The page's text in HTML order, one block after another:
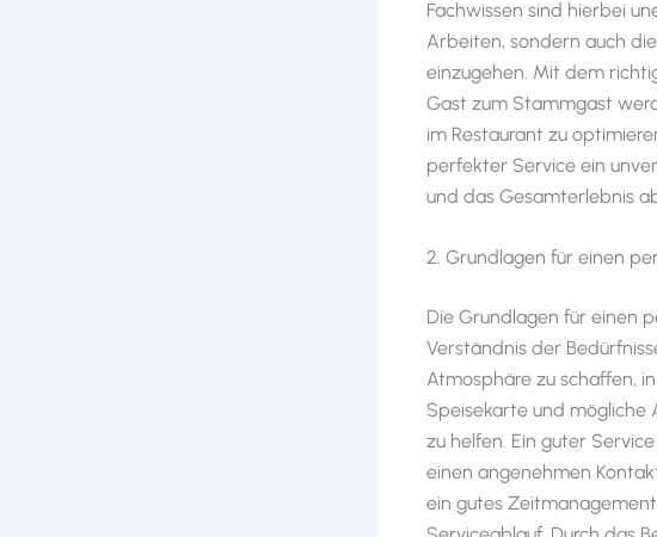
Fachwissen sind hierbei
Arbeiten, sondern auch
einzugehen. Mit dem
Gast zum Stammgast
im Restaurant zu
perfekter Service ein
und das Gesamterlebnis
2. Grundlagen für einen
Die Grundlagen für einen
Verständnis der
Atmosphäre zu schaffen,
Speisekarte und mögliche
zu helfen. Ein guter
einen angenehmen
ein gutes